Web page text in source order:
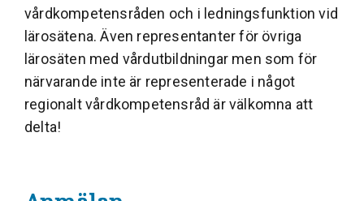
vårdkompetensråden och i ledningsfunktion vid
lärosätena. Även representanter för övriga
lärosäten med vårdutbildningar men som för
närvarande inte är representerade i något
regionalt vårdkompetensråd är välkomna att
delta!